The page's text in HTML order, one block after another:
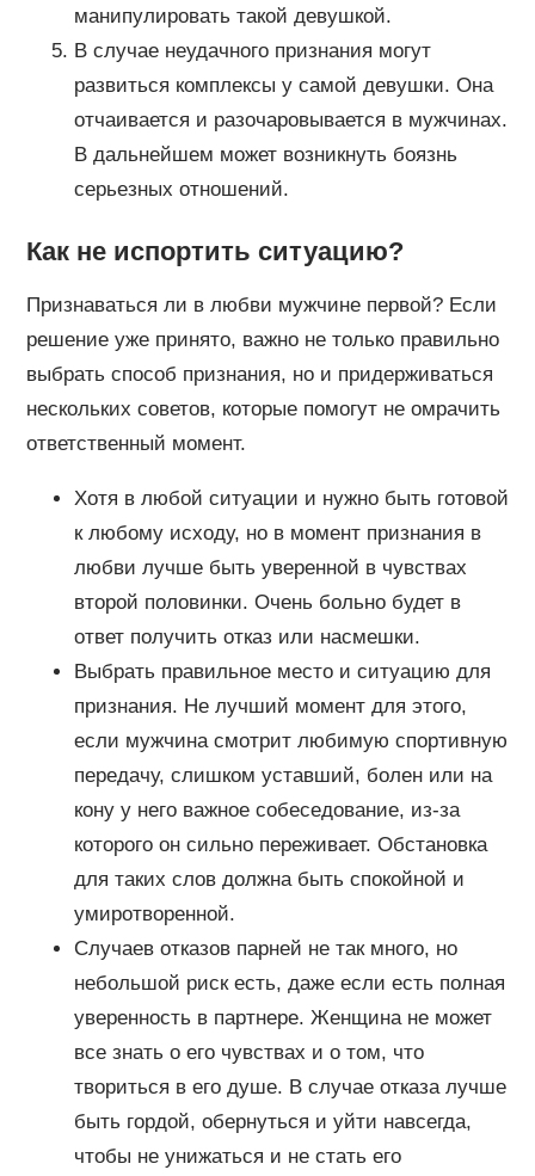
манипулировать такой девушкой.
В случае неудачного признания могут
развиться комплексы у самой девушки. Она
отчаивается и разочаровывается в мужчинах.
В дальнейшем может возникнуть боязнь
серьезных отношений.
Как не испортить ситуацию?
Признаваться ли в любви мужчине первой? Если
решение уже принято, важно не только правильно
выбрать способ признания, но и придерживаться
нескольких советов, которые помогут не омрачить
ответственный момент.
Хотя в любой ситуации и нужно быть готовой
к любому исходу, но в момент признания в
любви лучше быть уверенной в чувствах
второй половинки. Очень больно будет в
ответ получить отказ или насмешки.
Выбрать правильное место и ситуацию для
признания. Не лучший момент для этого,
если мужчина смотрит любимую спортивную
передачу, слишком уставший, болен или на
кону у него важное собеседование, из-за
которого он сильно переживает. Обстановка
для таких слов должна быть спокойной и
умиротворенной.
Случаев отказов парней не так много, но
небольшой риск есть, даже если есть полная
уверенность в партнере. Женщина не может
все знать о его чувствах и о том, что
твориться в его душе. В случае отказа лучше
быть гордой, обернуться и уйти навсегда,
чтобы не унижаться и не стать его